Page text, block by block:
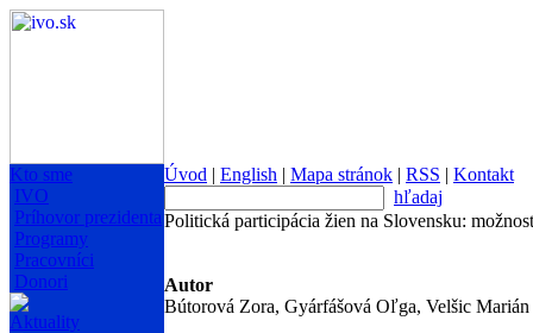
Kto sme
IVO
Príhovor prezidenta
Programy
Pracovníci
Donori
Aktuality
Úvod | English | Mapa stránok | RSS | Kontakt
hľadaj
Politická participácia žien na Slovensku:
Autor
Bútorová Zora, Gyárfášová Oľga, Velšic Marián